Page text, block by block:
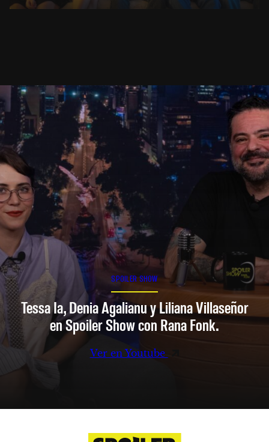
SPOILER SHOW
Tessa Ia, Denia Agalianu y Liliana Villaseñor
en Spoiler Show con Rana Fonk.
Ver en Youtube